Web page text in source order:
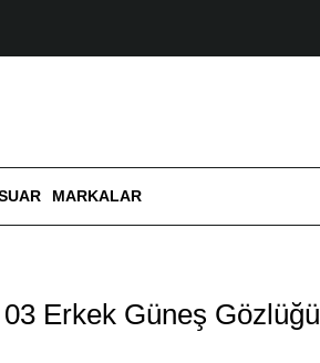
MARKALAR
Erkek Güneş Gözlüğü